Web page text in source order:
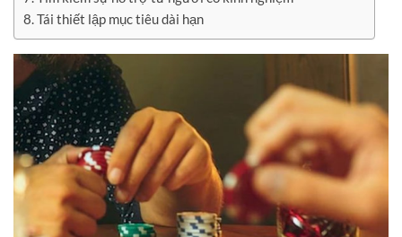
Tái thiết lập mục tiêu dài hạn